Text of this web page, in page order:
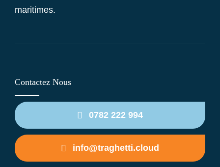
maritimes.
Contactez Nous
0782 222 994
info@traghetti.cloud